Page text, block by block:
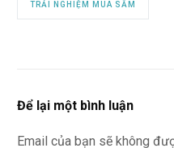
TRẢI NGHIỆM MUA SẮM
Để lại một bình luận
Email của bạn sẽ không